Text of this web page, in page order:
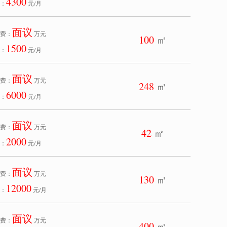
元/月
： 面议 万元
1500 元/月
100㎡
： 面议 万元
6000 元/月
248 ㎡
： 面议 万元
2000 元/月
42㎡
： 面议 万元
12000 元/月
130㎡
： 面议 万元